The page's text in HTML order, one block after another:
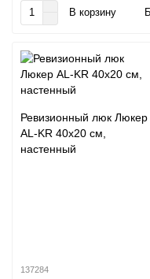
В корзину
Ревизионный люк Люкер
AL-KR 40x20 см,
настенный
137284